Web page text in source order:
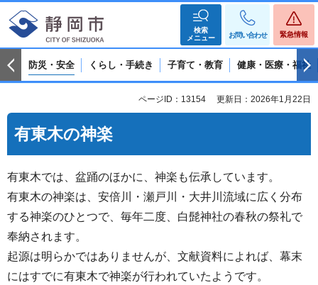
検索
メニュー
お問い合わせ 緊急情報
防災・安全 くらし・手続き 子育て・教育 健康・医療・福祉
ページID：13154 更新日：2026年1月22日
有東木の神楽
有東木では、盆踊のほかに、神楽も伝承しています。
有東木の神楽は、安倍川・瀬戸川・大井川流域に広く分布
する神楽のひとつで、毎年二度、白髭神社の春秋の祭礼で
奉納されます。
起源は明らかではありませんが、文献資料によれば、幕末
にはすでに有東木で神楽が行われていたようです。